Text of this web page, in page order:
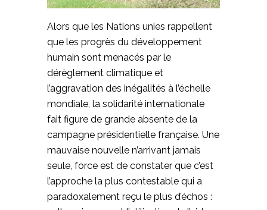
Alors que les Nations unies rappellent
que les progrès du développement
humain sont menacés par le
dérèglement climatique et
l’aggravation des inégalités à l’échelle
mondiale, la solidarité internationale
fait figure de grande absente de la
campagne présidentielle française. Une
mauvaise nouvelle n’arrivant jamais
seule, force est de constater que c’est
l’approche la plus contestable qui a
paradoxalement reçu le plus d’échos :